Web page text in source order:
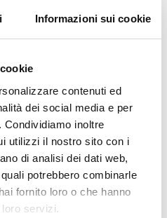
Informazioni sui cookie
contenuti ed
dei social media e per
inoltre
utilizzi il nostro sito con i
di analisi dei dati web,
potrebbero combinarle
fornito loro o che hanno
servizi.
fase di
di autorigenerazione
lo fosse, occorre
che
smontaggio del filtro
trattamento di pulizia
e prodotti